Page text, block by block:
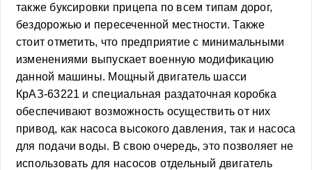
также буксировки прицепа по всем типам дорог,
бездорожью и пересеченной местности. Также
стоит отметить, что предприятие с минимальными
изменениями выпускает военную модификацию
данной машины. Мощный двигатель шасси
КрАЗ-63221 и специальная раздаточная коробка
обеспечивают возможность осуществить от них
привод, как насоса высокого давления, так и насоса
для подачи воды. В свою очередь, это позволяет не
использовать для насосов отдельный двигатель